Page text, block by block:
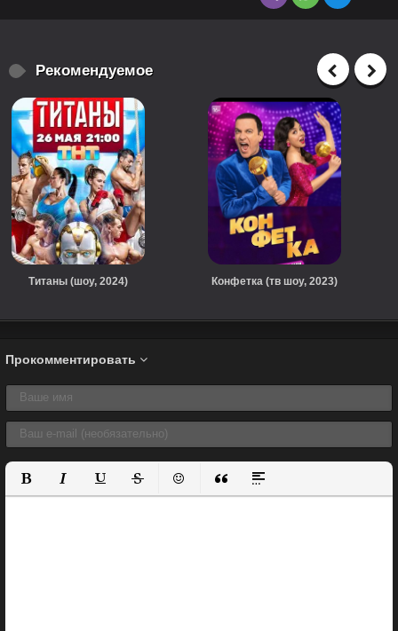
Рекомендуемое
Титаны (шоу, 2024) Конфетка (тв шоу, 2023)
Прокомментировать
Полужирный
КурсивПодчеркнутый
ЗачеркнутыйВставить смайлик
Вставка цитаты
Вставка спойлера